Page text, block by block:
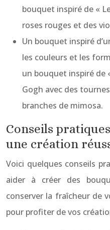
bouquet inspiré de «
roses rouges et des
Un bouquet inspiré
les couleurs et les
un bouquet inspiré de
Gogh avec des
branches de mimosa.
Conseils
une création
Voici quelques conseils
aider à créer des
conserver la fraîcheur de
pour profiter de vos